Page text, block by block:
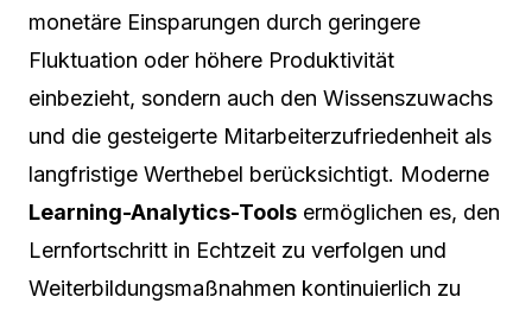
monetäre Einsparungen durch geringere
Fluktuation oder höhere Produktivität
einbezieht, sondern auch den Wissenszuwachs
und die gesteigerte Mitarbeiterzufriedenheit als
langfristige Werthebel berücksichtigt. Moderne
Learning-Analytics-Tools ermöglichen es, den
Lernfortschritt in Echtzeit zu verfolgen und
Weiterbildungsmaßnahmen kontinuierlich zu